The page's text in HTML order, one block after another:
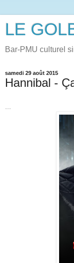
LE
Bar-PMU culturel
samedi 29 août 2015
Hannibal -
...